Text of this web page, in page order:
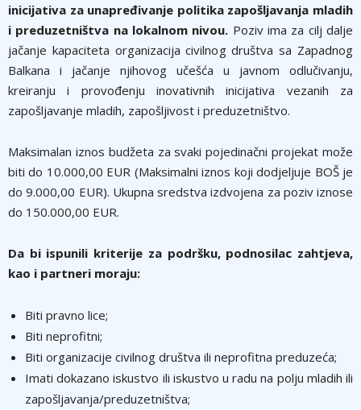
inicijativa za unapređivanje politika zapošljavanja mladih
i preduzetništva na lokalnom nivou. Poziv ima za cilj dalje
jačanje kapaciteta organizacija civilnog društva sa Zapadnog
Balkana i jačanje njihovog učešća u javnom odlučivanju,
kreiranju i provođenju inovativnih inicijativa vezanih za
zapošljavanje mladih, zapošljivost i preduzetništvo.
Maksimalan iznos budžeta za svaki pojedinačni projekat može
biti do 10.000,00 EUR (Maksimalni iznos koji dodjeljuje BOŠ je
do 9.000,00 EUR). Ukupna sredstva izdvojena za poziv iznose
do 150.000,00 EUR.
Da bi ispunili kriterije za podršku, podnosilac zahtjeva,
kao i partneri moraju:
Biti pravno lice;
Biti neprofitni;
Biti organizacije civilnog društva ili neprofitna preduzeća;
Imati dokazano iskustvo ili iskustvo u radu na polju mladih ili
zapošljavanja/preduzetništva;